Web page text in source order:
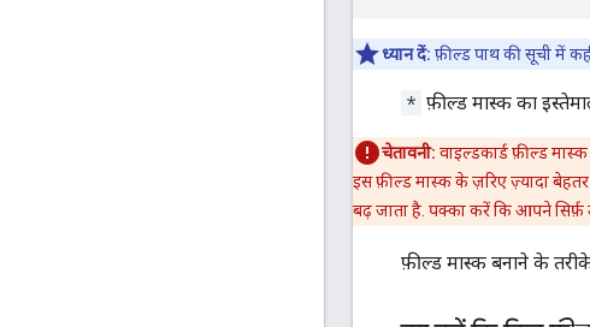
ध्यान दें: फ़ील्ड पाथ की सूची में
* फ़ील्ड मास्क का
चेतावनी: वाइल्डकार्ड फ़ील्ड
इस फ़ील्ड मास्क के ज़रिए ज़्यादा
बढ़ जाता है. पक्का करें कि आपने
फ़ील्ड मास्क बनाने के